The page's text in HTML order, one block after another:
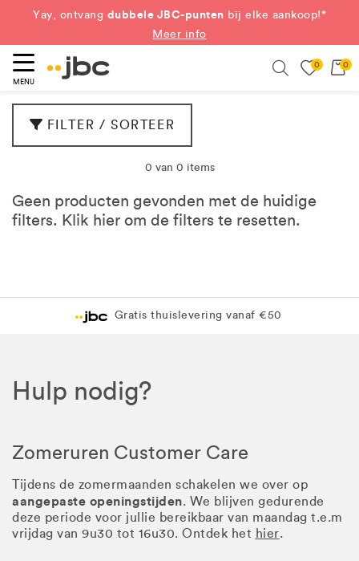
Yay, ontvang dubbele JBC-punten bij elke aankoop!*
Meer info
MENU
0 0
FILTER / SORTEER
0 van 0 items
Geen producten gevonden met de huidige
filters. Klik hier om de filters te resetten.
Gratis thuislevering vanaf €50
Hulp nodig?
Zomeruren Customer Care
Tijdens de zomermaanden schakelen we over op
aangepaste openingstijden. We blijven gedurende
deze periode voor jullie bereikbaar van maandag t.e.m
vrijdag van 9u30 tot 16u30. Ontdek het hier.